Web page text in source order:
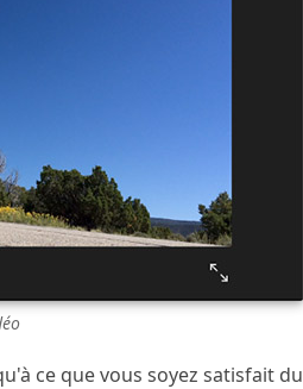
ce que vous soyez satisfait du